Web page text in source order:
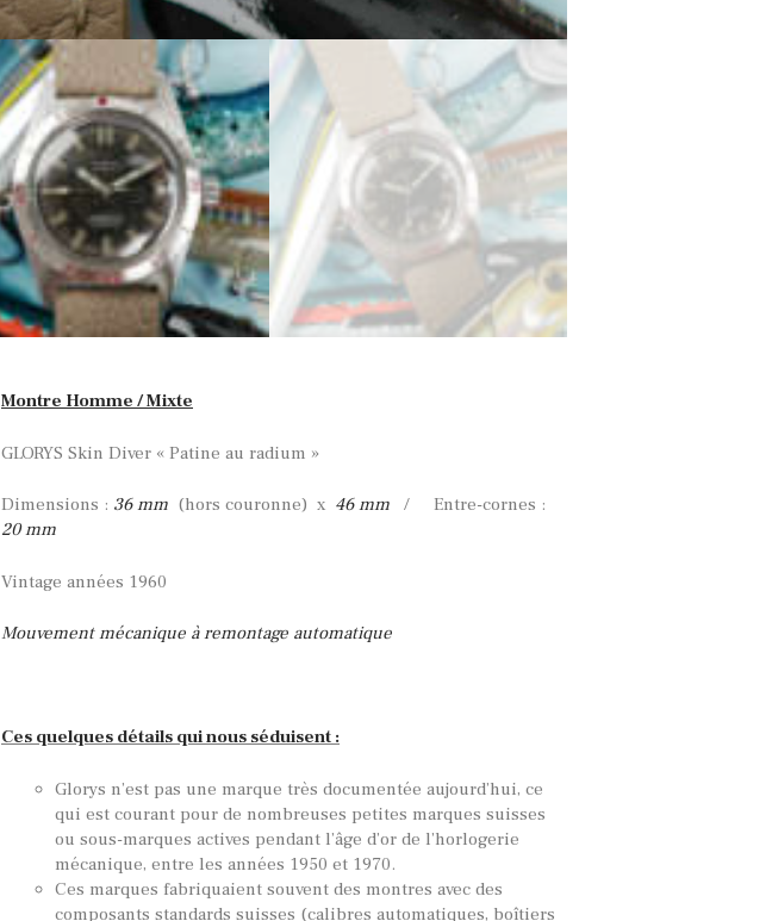
Montre Homme / Mixte
GLORYS Skin Diver « Patine au radium »
Dimensions : 36 mm (hors couronne) x 46 mm
/ Entre-cornes :
20 mm
Vintage années 1960
Mouvement mécanique à remontage automatique
Ces quelques détails qui nous séduisent :
Glorys n’est pas une marque très documentée aujourd’hui, ce
qui est courant pour de nombreuses petites marques suisses
ou sous-marques actives pendant l’âge d’or de l’horlogerie
mécanique, entre les années 1950 et 1970.
Ces marques fabriquaient souvent des montres avec des
composants standards suisses (calibres automatiques, boîtiers